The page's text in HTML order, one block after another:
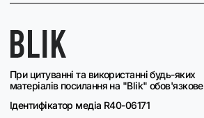
При цитуванні та використанні будь-яких
матеріалів посилання на "Blik" обов'язкове
Ідентифікатор медіа R40-06171